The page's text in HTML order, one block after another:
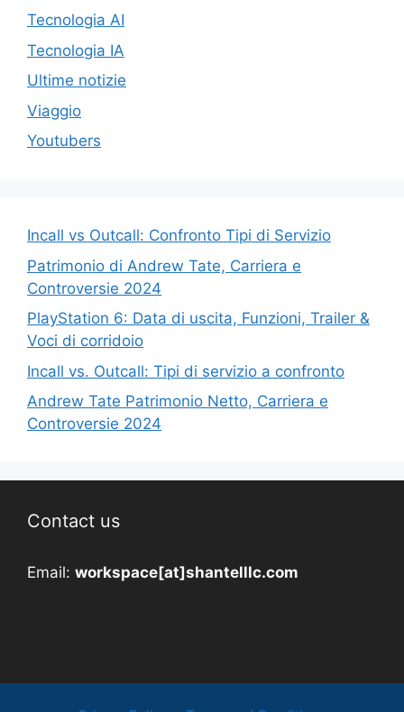
Tecnologia AI
Tecnologia IA
Ultime notizie
Viaggio
Youtubers
Incall vs Outcall: Confronto Tipi di Servizio
Patrimonio di Andrew Tate, Carriera e
Controversie 2024
PlayStation 6: Data di uscita, Funzioni, Trailer &
Voci di corridoio
Incall vs. Outcall: Tipi di servizio a confronto
Andrew Tate Patrimonio Netto, Carriera e
Controversie 2024
Contact us
Email: workspace[at]shantelllc.com